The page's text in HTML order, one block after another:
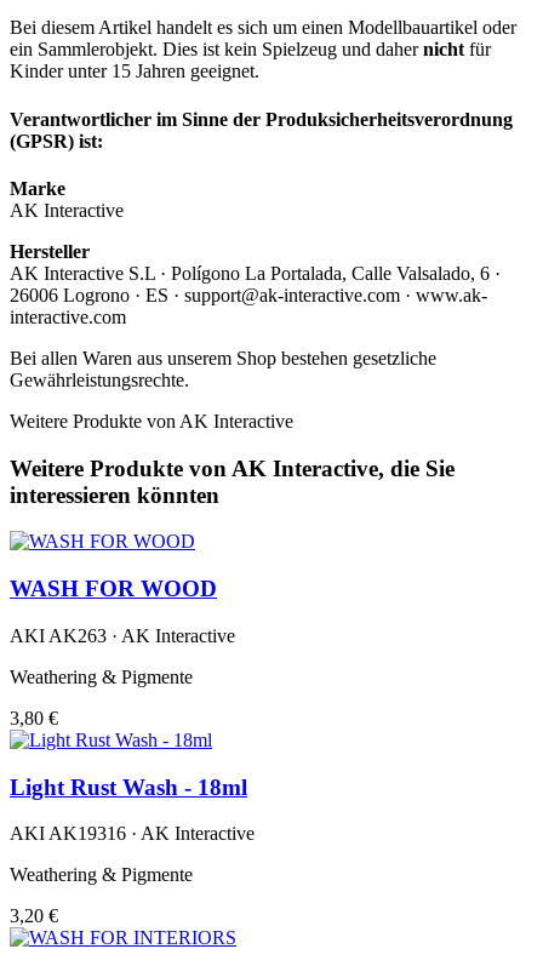
Bei diesem Artikel handelt es sich um einen Modellbauartikel oder
ein Sammlerobjekt. Dies ist kein Spielzeug und dahernicht für
Kinder unter 15 Jahren geeignet.
Verantwortlicher im Sinne der Produksicherheitsverordnung
(GPSR) ist:
Marke
AK Interactive
Hersteller
AK Interactive S.L · Polígono La Portalada, Calle Valsalado, 6 ·
26006 Logrono · ES · support@ak-interactive.com · www.ak-
interactive.com
Bei allen Waren aus unserem Shop bestehen gesetzliche
Gewährleistungsrechte.
Weitere Produkte von AK Interactive
Weitere Produkte von AK Interactive, die Sie
interessieren könnten
WASH FOR WOOD
AKI AK263 · AK Interactive
Weathering & Pigmente
3,80 €
Light Rust Wash - 18ml
AKI AK19316 · AK Interactive
Weathering & Pigmente
3,20 €